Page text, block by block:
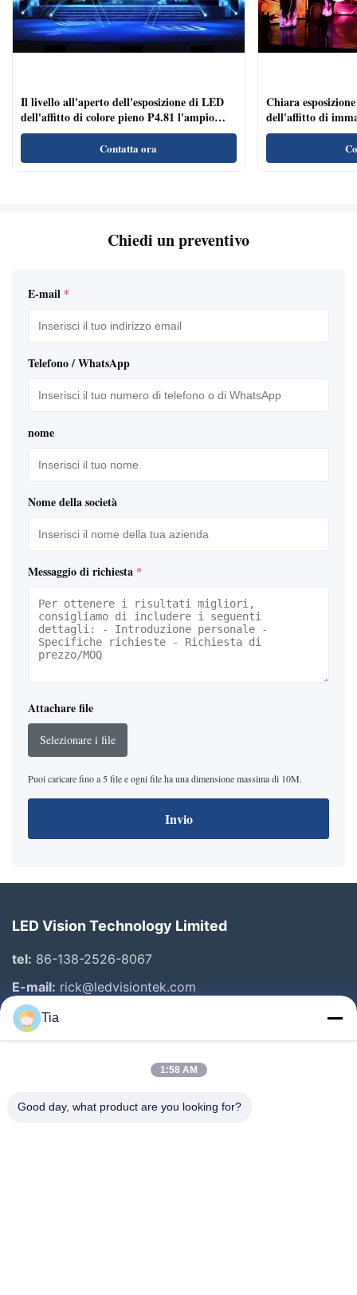
Il livello all'aperto dell'esposizione di LED
dell'affitto di colore pieno P4.81 l'ampio
angolo di visione di velocità di
Contatta ora
Chiara
dell'affitto di
di conferenza/gli
Chiedi un preventivo
E-mail *
Telefono / WhatsApp
nome
Nome della società
Messaggio di richiesta *
Attachare file
Selezionare i file
Puoi caricare fino a 5 file e ogni file ha una dimensione massima di 10M.
Invio
LED Vision Technology Limited
tel: 86-138-2526-8067
E-mail: rick@ledvisiontek.com
Link Veloci
Prodotti
Tia
1:58 AM
Good day, what product are you looking for?